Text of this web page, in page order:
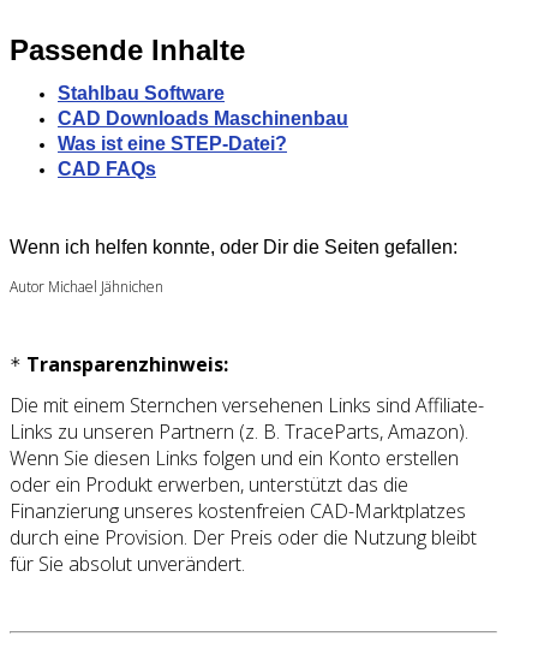
Passende Inhalte
Stahlbau Software
CAD Downloads Maschinenbau
Was ist eine STEP-Datei?
CAD FAQs
Wenn ich helfen konnte, oder Dir die Seiten gefallen:
Autor Michael Jähnichen
* Transparenzhinweis:
Die mit einem Sternchen versehenen Links sind Affiliate-
Links zu unseren Partnern (z. B. TraceParts, Amazon).
Wenn Sie diesen Links folgen und ein Konto erstellen
oder ein Produkt erwerben, unterstützt das die
Finanzierung unseres kostenfreien CAD-Marktplatzes
durch eine Provision. Der Preis oder die Nutzung bleibt
für Sie absolut unverändert.